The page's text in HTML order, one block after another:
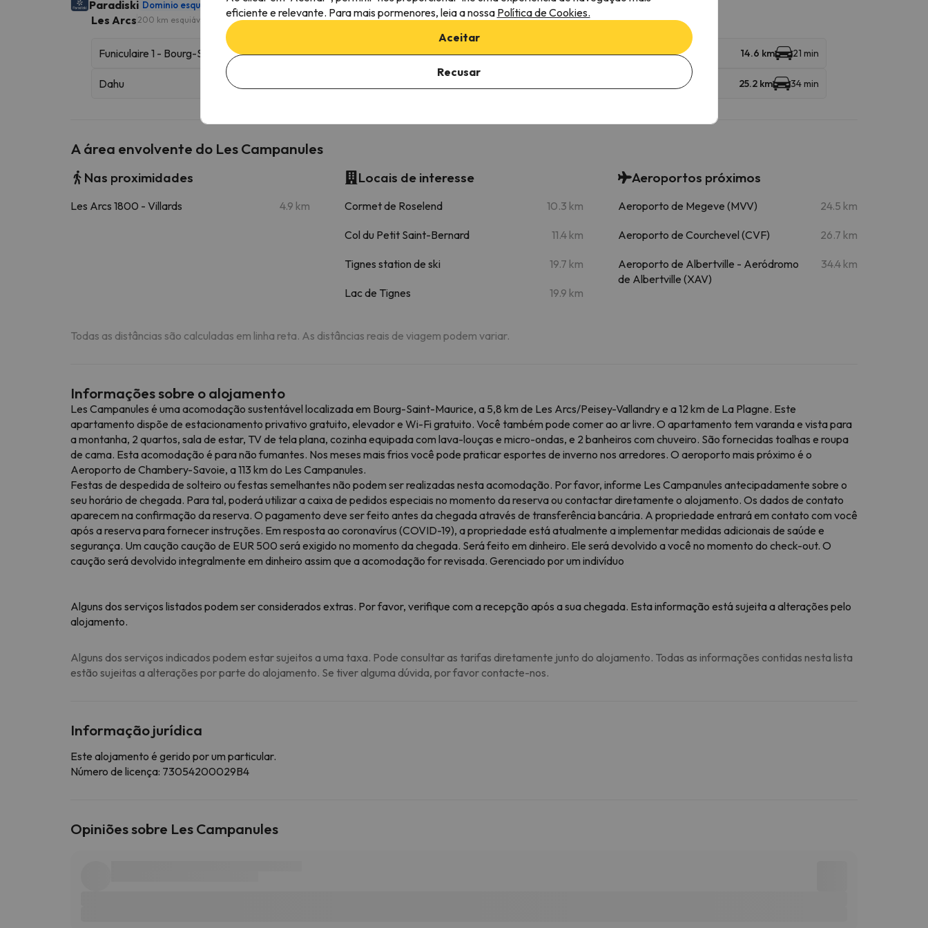
Paradiski Dominio esquiável 425 km esquiáveis
Les Arcs 200 km esquiáveis
Funiculaire 1 - Bourg-Saint-Maurice 1.4 km 5 min Combettes 14.6 km 21 min
Dahu 25.2 km 34 min
A área envolvente do Les Campanules
Nas proximidades
Les Arcs 1800 - Villards 4.9 km
Locais de interesse
Cormet de Roselend 10.3 km
Col du Petit Saint-Bernard 11.4 km
Tignes station de ski 19.7 km
Lac de Tignes 19.9 km
Aeroportos próximos
Aeroporto de Megeve (MVV) 24.5 km
Aeroporto de Courchevel (CVF) 26.7 km
Aeroporto de Albertville - Aeródromo
de Albertville (XAV)
34.4 km
Todas as distâncias são calculadas em linha reta. As distâncias reais de viagem podem variar.
Informações sobre o alojamento
Les Campanules é uma acomodação sustentável localizada em Bourg-Saint-Maurice, a 5,8 km de Les Arcs/Peisey-Vallandry e a 12 km de La Plagne. Este
apartamento dispõe de estacionamento privativo gratuito, elevador e Wi-Fi gratuito. Você também pode comer ao ar livre. O apartamento tem varanda e vista para
a montanha, 2 quartos, sala de estar, TV de tela plana, cozinha equipada com lava-louças e micro-ondas, e 2 banheiros com chuveiro. São fornecidas toalhas e roupa
de cama. Esta acomodação é para não fumantes. Nos meses mais frios você pode praticar esportes de inverno nos arredores. O aeroporto mais próximo é o
Aeroporto de Chambery-Savoie, a 113 km do Les Campanules.
Festas de despedida de solteiro ou festas semelhantes não podem ser realizadas nesta acomodação. Por favor, informe Les Campanules antecipadamente sobre o
seu horário de chegada. Para tal, poderá utilizar a caixa de pedidos especiais no momento da reserva ou contactar diretamente o alojamento. Os dados de contato
aparecem na confirmação da reserva. O pagamento deve ser feito antes da chegada através de transferência bancária. A propriedade entrará em contato com você
após a reserva para fornecer instruções. Em resposta ao coronavírus (COVID-19), a propriedade está atualmente a implementar medidas adicionais de saúde e
segurança. Um caução caução de EUR 500 será exigido no momento da chegada. Será feito em dinheiro. Ele será devolvido a você no momento do check-out. O
caução será devolvido integralmente em dinheiro assim que a acomodação for revisada. Gerenciado por um indivíduo
Alguns dos serviços listados podem ser considerados extras. Por favor, verifique com a recepção após a sua chegada. Esta informação está sujeita a alterações pelo
alojamento.
Alguns dos serviços indicados podem estar sujeitos a uma taxa. Pode consultar as tarifas diretamente junto do alojamento. Todas as informações contidas nesta lista
estão sujeitas a alterações por parte do alojamento. Se tiver alguma dúvida, por favor contacte-nos.
Informação jurídica
Este alojamento é gerido por um particular.
Número de licença: 73054200029B4
Opiniões sobre Les Campanules
eficiente e relevante. Para mais pormenores, leia a nossa Política de Cookies.
Aceitar
Recusar